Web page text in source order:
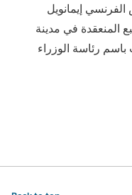
إيمانويل
في مدينة
رئاسة الوزراء